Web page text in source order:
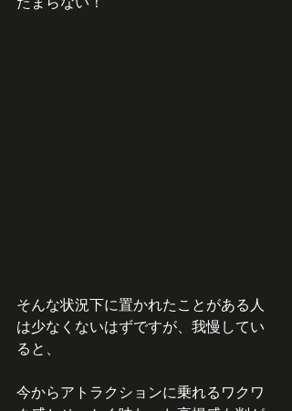
そんな状況下に置かれたことがある人
は少なくないはずですが、我慢してい
ると、
今からアトラクションに乗れるワクワ